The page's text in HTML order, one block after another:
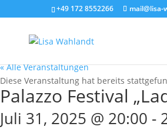
+49 172 8552266
« Alle Veranstaltungen
Diese Veranstaltung hat bereits
Palazzo Festival
Juli 31, 2025 @ 20:00 -